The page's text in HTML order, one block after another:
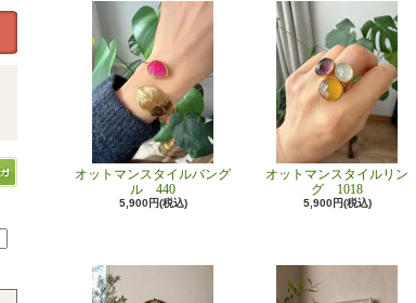
オットマンスタイルバング
ル 440
5,900円(税込)
オットマンスタイルリン
グ 1018
5,900円(税込)